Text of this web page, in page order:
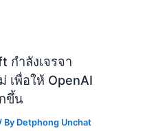
กำลังเจรจา
เพื่อให้ OpenAI
ขึ้น
By Detphong Unchat